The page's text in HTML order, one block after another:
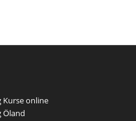
Kurse online
Öland